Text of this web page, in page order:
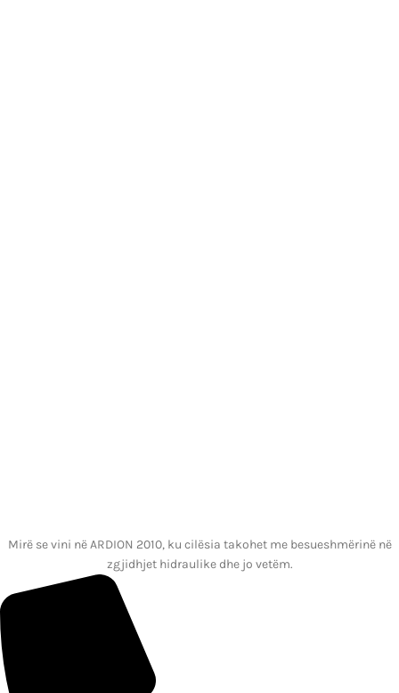
Mirë se vini në ARDION 2010, ku cilësia takohet me besueshmërinë në
zgjidhjet hidraulike dhe jo vetëm.